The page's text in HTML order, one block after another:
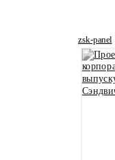
zsk-panel